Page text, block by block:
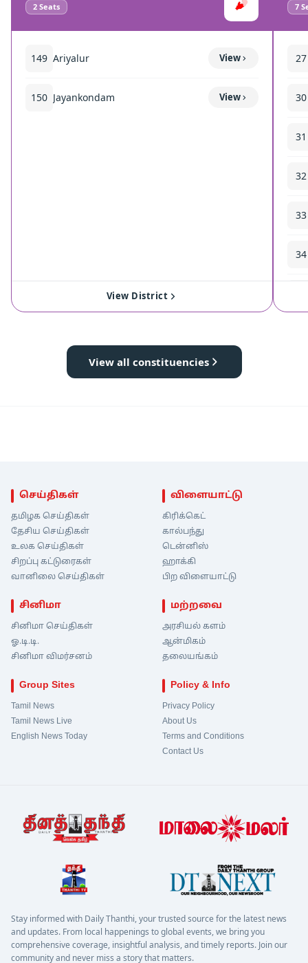
2 Seats
149 Ariyalur View
150 Jayankondam View
View District
7
27
30
31
32
33
34
View all constituencies
செய்திகள்
தமிழக செய்திகள்
தேசிய செய்திகள்
உலக செய்திகள்
சிறப்பு கட்டுரைகள்
வானிலை செய்திகள்
விளையாட்டு
கிரிக்கெட்
கால்பந்து
டென்னிஸ்
ஹாக்கி
பிற விளையாட்டு
சினிமா
சினிமா செய்திகள்
ஓ.டி.டி.
சினிமா விமர்சனம்
மற்றவை
அரசியல் களம்
ஆன்மிகம்
தலையங்கம்
Group Sites
Tamil News
Tamil News Live
English News Today
Policy & Info
Privacy Policy
About Us
Terms and Conditions
Contact Us
Stay informed with Daily Thanthi, your trusted source for the latest news
and updates. From local happenings to global events, we bring you
comprehensive coverage, insightful analysis, and timely reports. Join our
community and never miss a story that matters.